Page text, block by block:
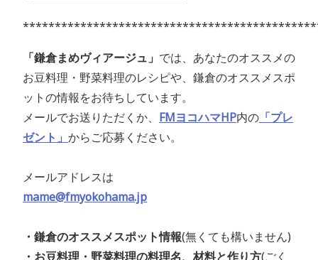
「鎌倉まめヴィアージュ」 では、あなたのオススメの
お豆料理・野菜料理のレシピや、鎌倉のオススメスポ
ットの情報をお待ちしています。
メールでお送りただくか、 FMヨコハマHP内の 「プレ
ゼント」 からご応募ください。
メールアドレスは
mame@fmyokohama.jp
・鎌倉のオススメスポット情報(無くても構いません)
・お豆料理・野菜料理の料理名、材料と作り方(ごく